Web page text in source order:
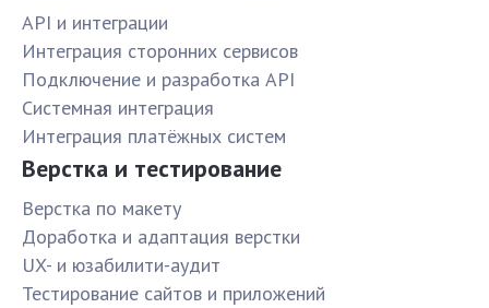
API и интеграции
Интеграция сторонних сервисов
Подключение и разработка API
Системная интеграция
Интеграция платёжных систем
Верстка и тестирование
Верстка по макету
Доработка и адаптация верстки
UX- и юзабилити-аудит
Тестирование сайтов и приложений